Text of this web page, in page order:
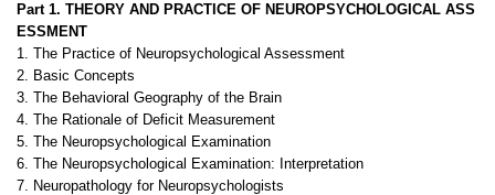
Part 1. THEORY AND PRACTICE OF NEUROPSYCHOLOGICAL ASS
ESSMENT
1. The Practice of Neuropsychological Assessment
2. Basic Concepts
3. The Behavioral Geography of the Brain
4. The Rationale of Deficit Measurement
5. The Neuropsychological Examination
6. The Neuropsychological Examination: Interpretation
7. Neuropathology for Neuropsychologists